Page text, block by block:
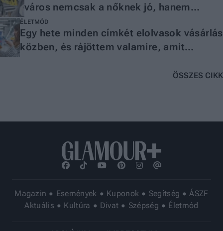
város nemcsak a nőknek jó, hanem
mindenkinek
ÉLETMÓD
Egy hete minden címkét elolvasok vásárlás
közben, és rájöttem valamire, amit
ÖSSZES CIKK
Magazin Események Kuponok Segítség
ÁSZF
Aktuális
Kultúra Divat Szépség Életmód